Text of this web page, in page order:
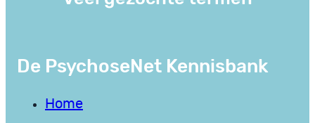
De PsychoseNet Kennisbank
Home